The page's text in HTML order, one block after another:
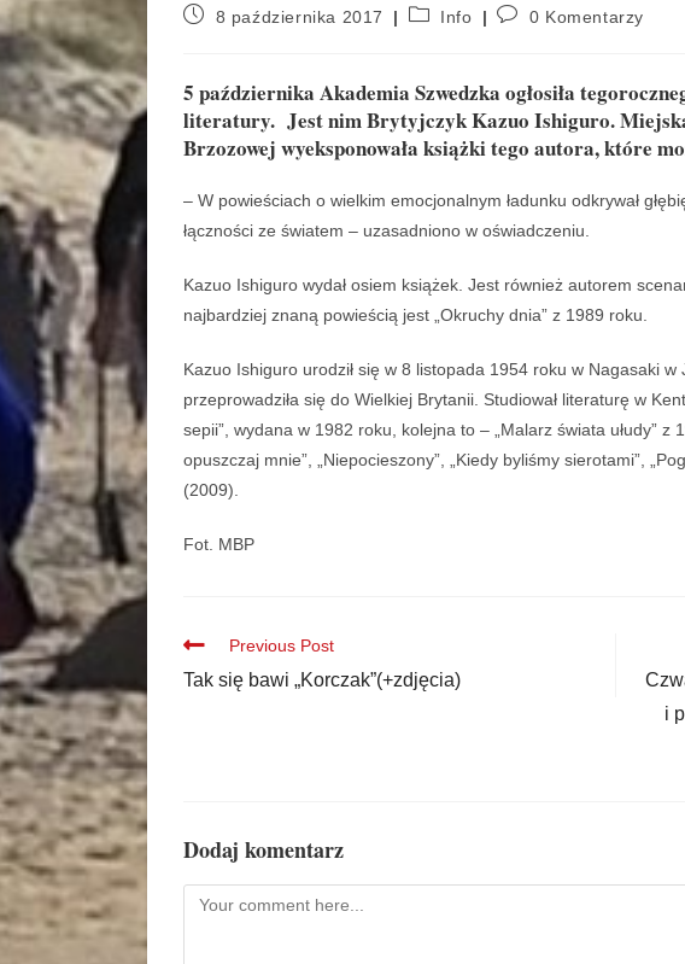
8 października 2017 Info 0 Komentarzy
5 października Akademia Szwedzka ogłosiła
literatury. Jest nim Brytyjczyk Kazuo Ishiguro.
Brzozowej wyeksponowała książki tego autora, które
– W powieściach o wielkim emocjonalnym ładunku odkrywał
łączności ze światem – uzasadniono w oświadczeniu.
Kazuo Ishiguro wydał osiem książek. Jest również autorem
najbardziej znaną powieścią jest „Okruchy dnia” z 1989 roku.
Kazuo Ishiguro urodził się w 8 listopada 1954 roku w Nagasaki
przeprowadziła się do Wielkiej Brytanii. Studiował literaturę w
sepii”, wydana w 1982 roku, kolejna to – „Malarz świata ułudy” z
opuszczaj mnie”, „Niepocieszony”, „Kiedy byliśmy sierotami”,
(2009).
Fot. MBP
Previous Post
Tak się bawi „Korczak”(+zdjęcia)
i
Dodaj komentarz